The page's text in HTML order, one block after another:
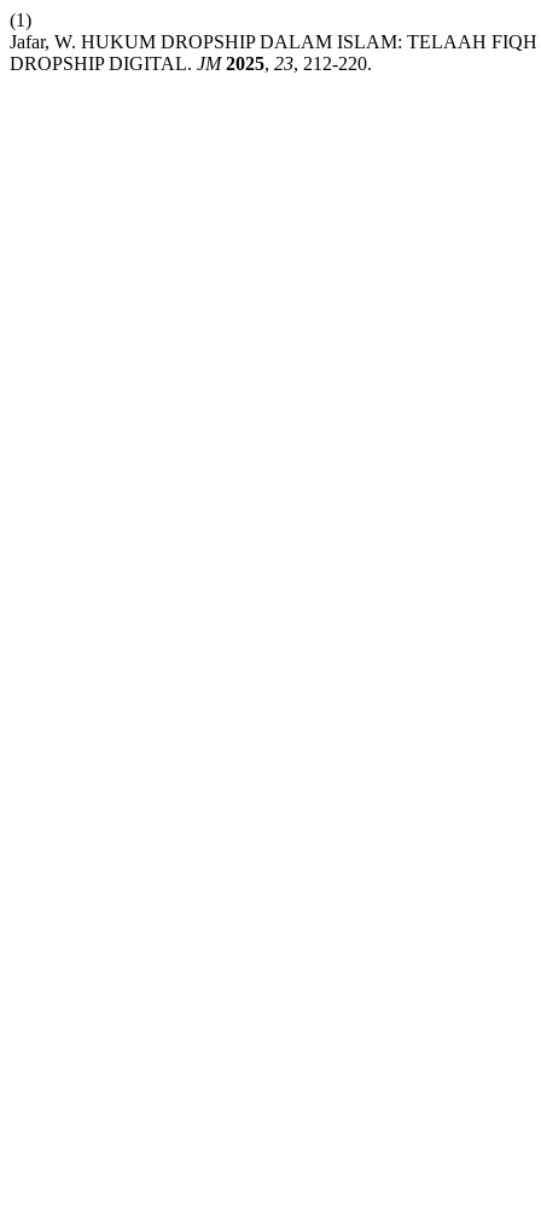
(1)
Jafar, W. HUKUM DROPSHIP DALAM ISLAM: TELAAH
DROPSHIP DIGITAL. JM 2025, 23, 212-220.